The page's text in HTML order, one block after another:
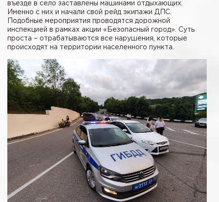
въезде в село заставлены машинами отдыхающих.
Именно с них и начали свой рейд экипажи ДПС.
Подобные мероприятия проводятся дорожной
инспекцией в рамках акции «Безопасный город». Суть
проста – отрабатываются все нарушения, которые
происходят на территории населенного пункта.